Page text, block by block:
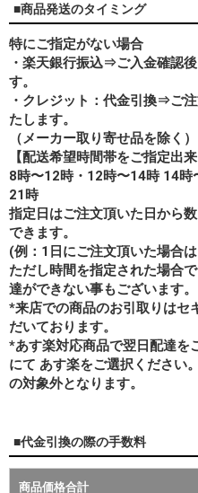
■商品発送のタイミング
特にご指定がない場合
・楽天銀行振込⇒ご入金確認
す。
・クレジット：代金引換⇒ご
たします。
（メーカー取り寄せ品を除く）
【配送希望時間帯をご指定出来
8時〜12時・12時〜14時 14
21時
指定日はご注文頂いた日から
できます。
(例：1日にご注文頂いた場合
ただし時間を指定された場合
達ができない事もございます。
*来店での商品のお引取りはセ
だいております。
*あす楽対応商品で翌日配達を
にて あす楽をご選択ください
の対象外となります。
■代金引換の際の手数料
商品価格合計